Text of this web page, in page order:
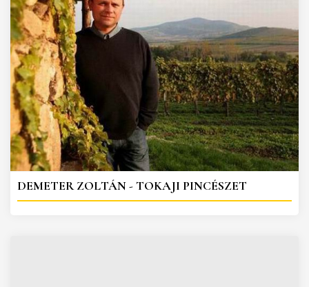
DEMETER ZOLTÁN - TOKAJI PINCÉSZET